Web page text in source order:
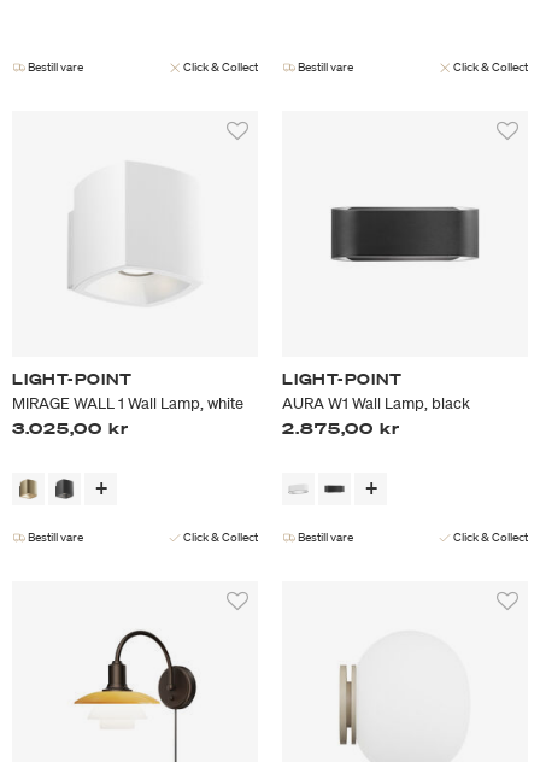
Bestill vare Click & Collect Bestill vare Click & Collect
LIGHT-POINT
MIRAGE WALL 1 Wall Lamp, white
3.025,00 kr
Bestill vare Click & Collect
LIGHT-POINT
AURA W1 Wall Lamp, black
2.875,00 kr
Bestill vare Click & Collect